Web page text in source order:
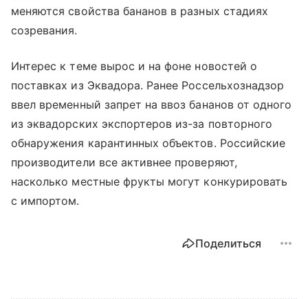
меняются свойства бананов в разных стадиях
созревания.
Интерес к теме вырос и на фоне новостей о
поставках из Эквадора. Ранее Россельхознадзор
ввел временный запрет на ввоз бананов от одного
из эквадорских экспортеров из-за повторного
обнаружения карантинных объектов. Российские
производители все активнее проверяют,
насколько местные фрукты могут конкурировать
с импортом.
Поделиться